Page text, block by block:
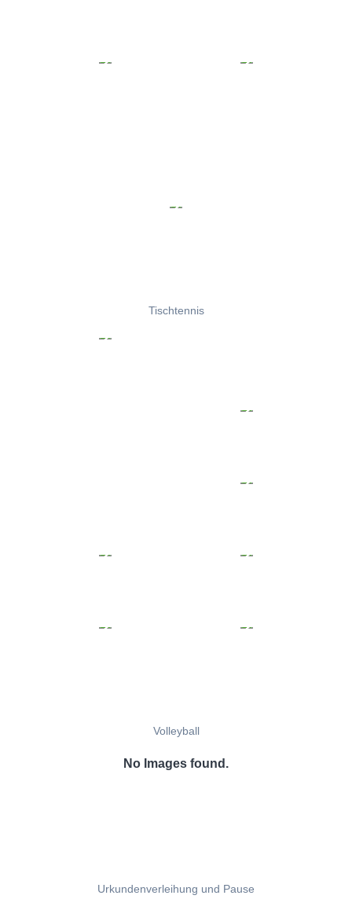
Tischtennis
Volleyball
No Images found.
Urkundenverleihung und Pause